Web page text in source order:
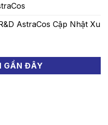
AstraCos Cập Nhật Xu
GẦN ĐÂY